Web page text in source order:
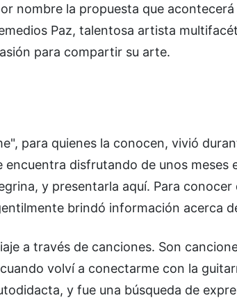
nombre la propuesta que
Paz, talentosa artista
para compartir su arte.
para quienes la conocen, vivió
encuentra disfrutando de unos
y presentarla aquí. Para
brindó información acerca
a través de canciones. Son
volví a conectarme con la
y fue una búsqueda de